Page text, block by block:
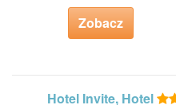
Zobacz
Hotel Invite, Hotel